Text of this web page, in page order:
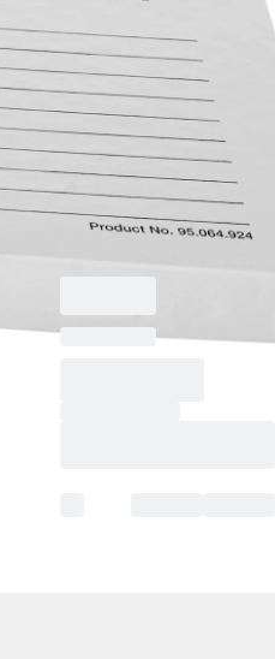
Pappe, weiß,
Rastermaß: 12 x 12,
für 144 Gefäße,
passend für Röhren
bis max. 9,5 mm Ø,
Röhrenhöhe zwischen
19-26 mm, 1